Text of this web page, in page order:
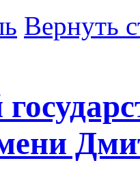
Вернуть